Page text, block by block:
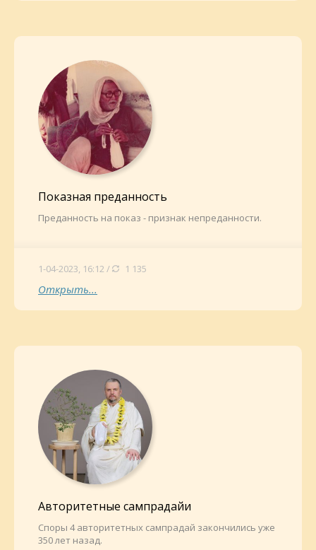
Показная преданность
Преданность на показ - признак непреданности.
1-04-2023, 16:12 / 1 135
Открыть...
Авторитетные сампрадайи
Споры 4 авторитетных сампрадай закончились уже
350 лет назад.